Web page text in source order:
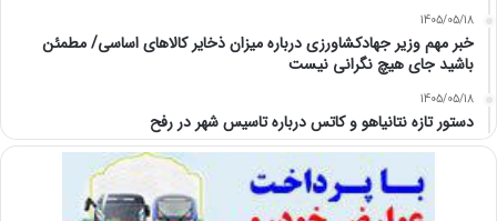
1405/05/18
خبر مهم وزیر جهادکشاورزی درباره میزان ذخایر کالاهای اساسی/ مطمئن
باشید جای هیچ نگرانی نیست
1405/05/18
دستور تازه نتانیاهو و کاتس درباره تاسیس شهر در رفح